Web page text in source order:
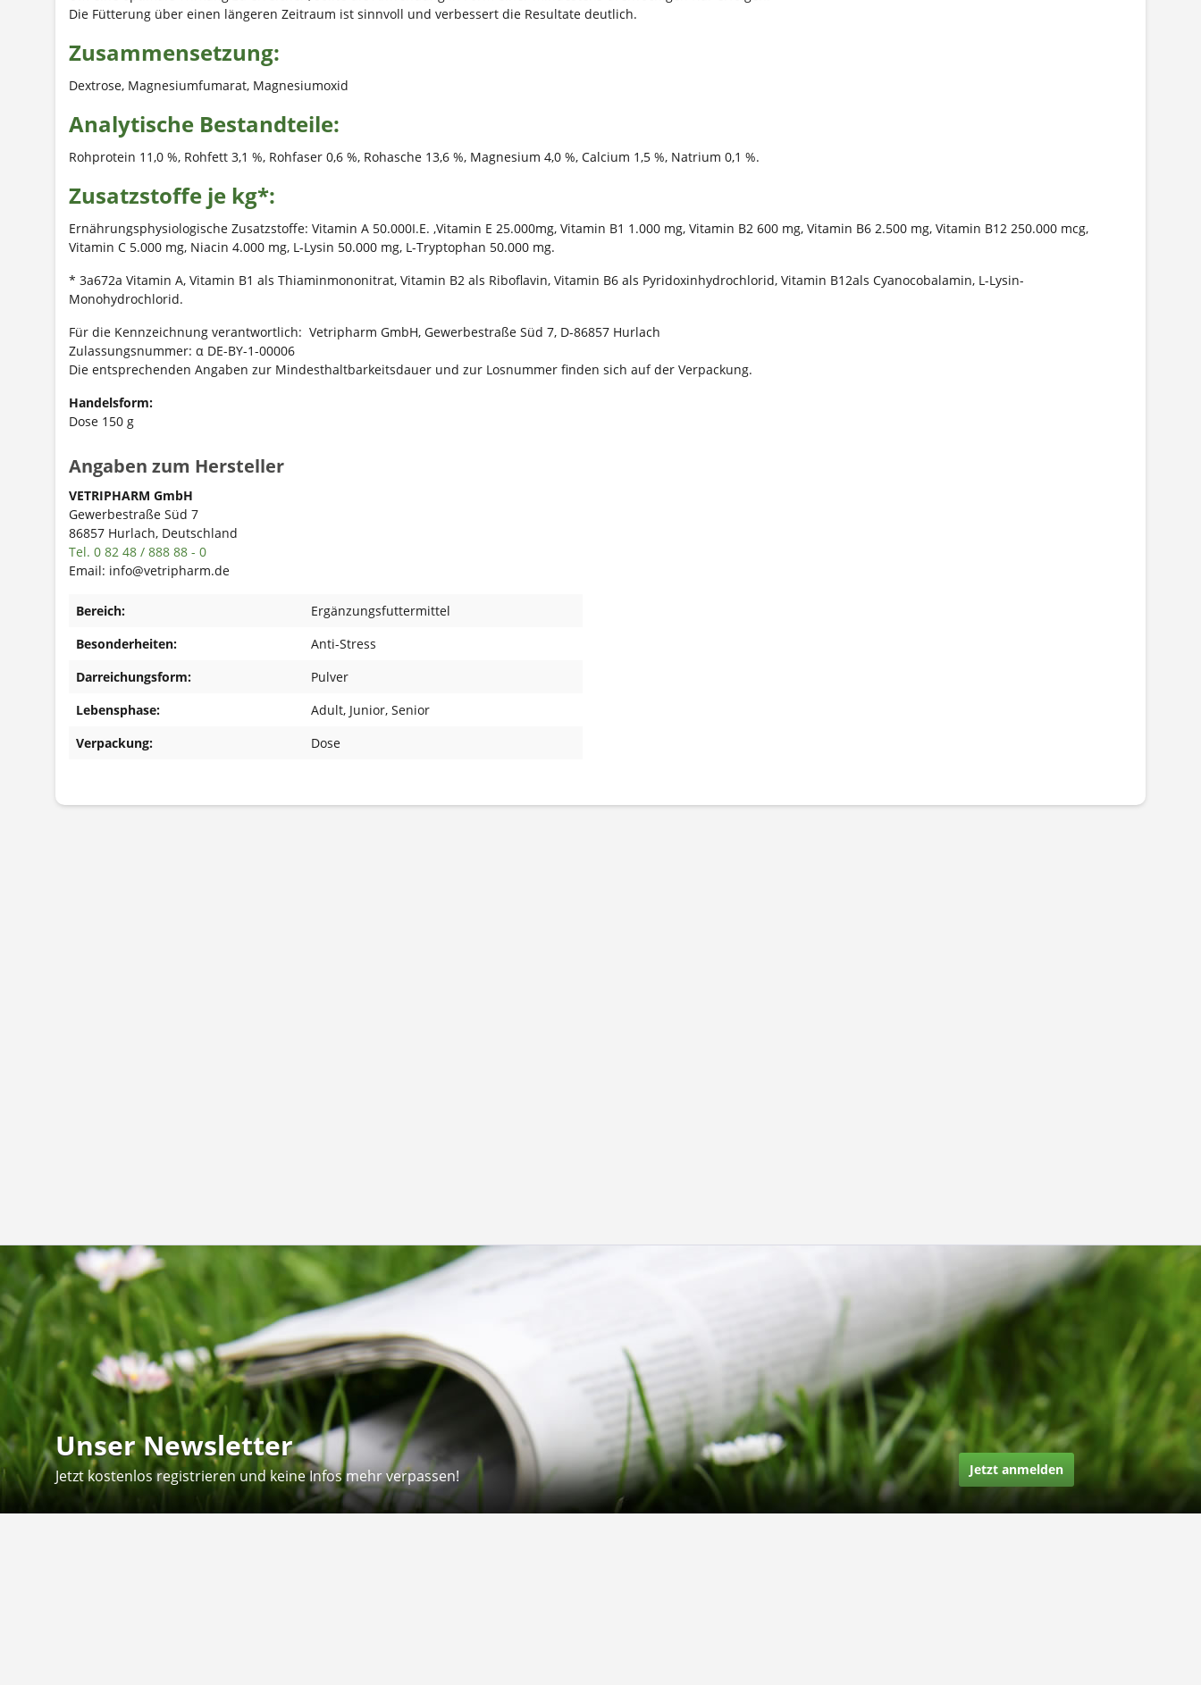
Die Fütterung über einen längeren Zeitraum ist sinnvoll und verbessert die Resultate deutlich.
Zusammensetzung:
Dextrose, Magnesiumfumarat, Magnesiumoxid
Analytische Bestandteile:
Rohprotein 11,0 %, Rohfett 3,1 %, Rohfaser 0,6 %, Rohasche 13,6 %, Magnesium 4,0 %, Calcium 1,5 %, Natrium 0,1 %.
Zusatzstoffe je kg*:
Ernährungsphysiologische Zusatzstoffe: Vitamin A 50.000I.E. ,Vitamin E 25.000mg, Vitamin B1 1.000 mg, Vitamin B2 600 mg, Vitamin B6 2.500 mg, Vitamin B12 250.000 mcg,
Vitamin C 5.000 mg, Niacin 4.000 mg, L-Lysin 50.000 mg, L-Tryptophan 50.000 mg.
* 3a672a Vitamin A, Vitamin B1 als Thiaminmononitrat, Vitamin B2 als Riboflavin, Vitamin B6 als Pyridoxinhydrochlorid, Vitamin B12als Cyanocobalamin, L-Lysin-
Monohydrochlorid.
Für die Kennzeichnung verantwortlich: Vetripharm GmbH, Gewerbestraße Süd 7, D-86857 Hurlach
Zulassungsnummer: α DE-BY-1-00006
Die entsprechenden Angaben zur Mindesthaltbarkeitsdauer und zur Losnummer finden sich auf der Verpackung.
Handelsform:
Dose 150 g
Angaben zum Hersteller
VETRIPHARM GmbH
Gewerbestraße Süd 7
86857 Hurlach, Deutschland
Tel. 0 82 48 / 888 88 - 0
Email: info@vetripharm.de
Bereich:
Ergänzungsfuttermittel
Besonderheiten:
Anti-Stress
Darreichungsform:
Pulver
Lebensphase:
Adult, Junior, Senior
Verpackung:
Dose
Unser Newsletter
Jetzt kostenlos registrieren und keine Infos mehr verpassen! Jetzt anmelden